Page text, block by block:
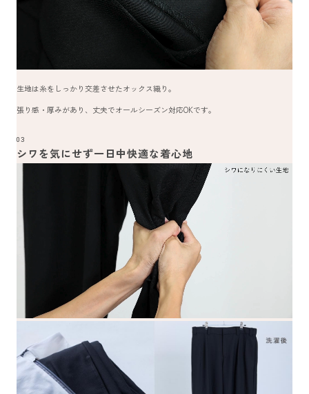
生地は糸をしっかり交差させたオックス織り。
張り感・厚みがあり、丈夫でオールシーズン対応OKです。
03
シワを気にせず一日中快適な着心地